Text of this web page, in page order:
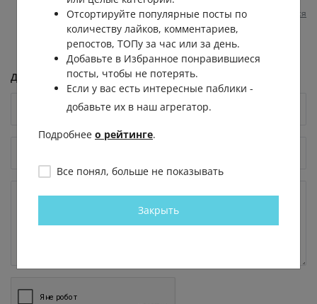
1 год назад 0 0 Отвечать Пожаловаться
Добавить комментарий
Отсортируйте популярные посты по
количеству лайков, комментариев,
репостов, ТОПу за час или за день.
Добавьте в Избранное понравившиеся
посты, чтобы не потерять.
Если у вас есть интересные паблики -
добавьте их в наш агрегатор.
Подробнее о рейтинге.
Все понял, больше не показывать
Закрыть